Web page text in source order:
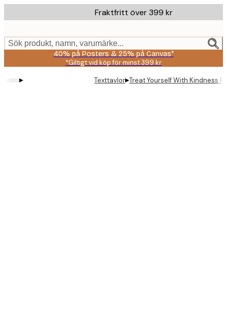
to
content.
Fraktfritt över 399 kr
Sök produkt, namn, varumärke...
40% på Posters & 25% på Canvas*
*Giltigt vid köp för minst 399 kr
▸ Texttavlor▸Treat Yourself With Kindness